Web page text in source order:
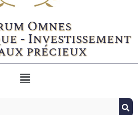
Omnes
- Investissement
précieux